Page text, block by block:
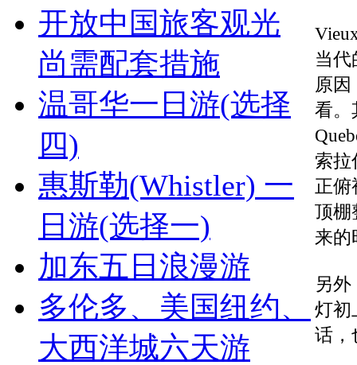
开放中国旅客观光
尚需配套措施
温哥华一日游(选择
四)
惠斯勒(Whistler) 一
日游(选择一)
加东五日浪漫游
多伦多、美国纽约、
大西洋城六天游
当
原
看。
索拉
正俯
顶棚
来的
另
灯初
话，